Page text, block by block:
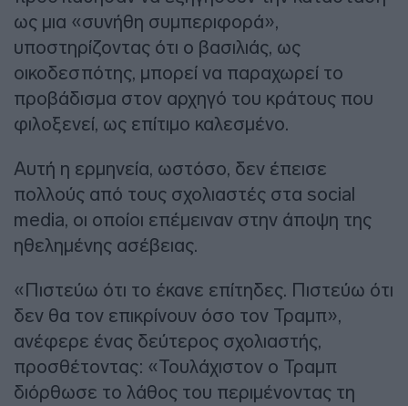
ως μια «συνήθη συμπεριφορά»,
υποστηρίζοντας ότι ο βασιλιάς, ως
οικοδεσπότης, μπορεί να παραχωρεί το
προβάδισμα στον αρχηγό του κράτους που
φιλοξενεί, ως επίτιμο καλεσμένο.
Αυτή η ερμηνεία, ωστόσο, δεν έπεισε
πολλούς από τους σχολιαστές στα social
media, οι οποίοι επέμειναν στην άποψη της
ηθελημένης ασέβειας.
«Πιστεύω ότι το έκανε επίτηδες. Πιστεύω ότι
δεν θα τον επικρίνουν όσο τον Τραμπ»,
ανέφερε ένας δεύτερος σχολιαστής,
προσθέτοντας: «Τουλάχιστον ο Τραμπ
διόρθωσε το λάθος του περιμένοντας τη